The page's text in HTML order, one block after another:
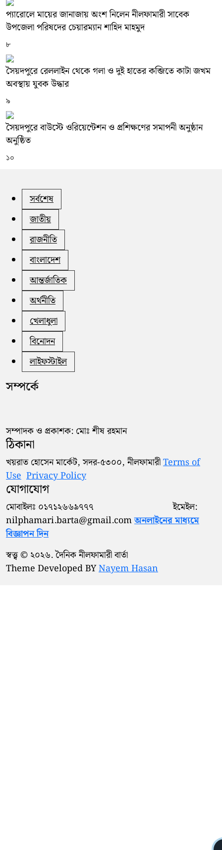
প্যারোলে মায়ের জানাজায় অংশ নিলেন নীলফামারী সাবেক
উপজেলা পরিষদের চেয়ারম্যান শাহিদ মাহমুদ
৮
সৈয়দপুরে রেললাইন থেকে গলা ও দুই হাতের কব্জিতে কাটা জখম
অবস্থায় যুবক উদ্ধার
৯
সৈয়দপুরে বাউস্টে ওরিয়েন্টেশন ও প্রশিক্ষণের সমাপনী অনুষ্ঠান
অনুষ্ঠিত
১০
সর্বশেষ
জাতীয়
রাজনীতি
বাংলাদেশ
আন্তর্জাতিক
অর্থনীতি
খেলাধুলা
বিনোদন
লাইফস্টাইল
সম্পর্কে
সম্পাদক ও প্রকাশক: মোঃ শীষ রহমান
ঠিকানা
খয়রাত হোসেন মার্কেট, সদর-৫৩০০, নীলফামারীTerms of
Use Privacy Policy
যোগাযোগ
মোবাইলঃ ০১৭১২৬৬৯৭৭৭ ইমেইল:
nilphamari.barta@gmail.comঅনলাইনের মাধ্যমে
বিজ্ঞাপন দিন
স্বত্ত্ব © ২০২৬. দৈনিক নীলফামারী বার্তা
Theme Developed BYNayem Hasan